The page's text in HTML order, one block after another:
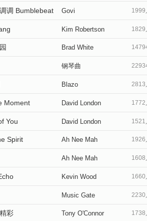
调 Bumblebeat Govi 1999
Kim Robertson 1829
Brad White
钢琴曲
Blazo 2813
Moment David London 1772
You David London 1521
Spirit Ah Nee Mah 1926
Ah Nee Mah 1608
Kevin Wood 1660
Music Gate 2230
彩 Tony O'Connor 1738